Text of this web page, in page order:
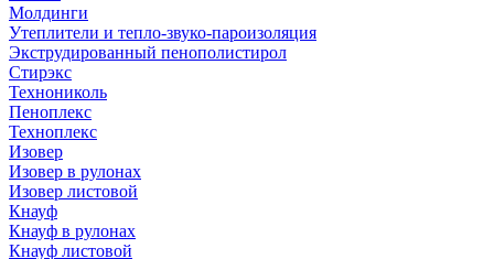
Молдинги
Утеплители и тепло-звуко-пароизоляция
Экструдированный пенополистирол
Стирэкс
Технониколь
Пеноплекс
Техноплекс
Изовер
Изовер в рулонах
Изовер листовой
Кнауф
Кнауф в рулонах
Кнауф листовой